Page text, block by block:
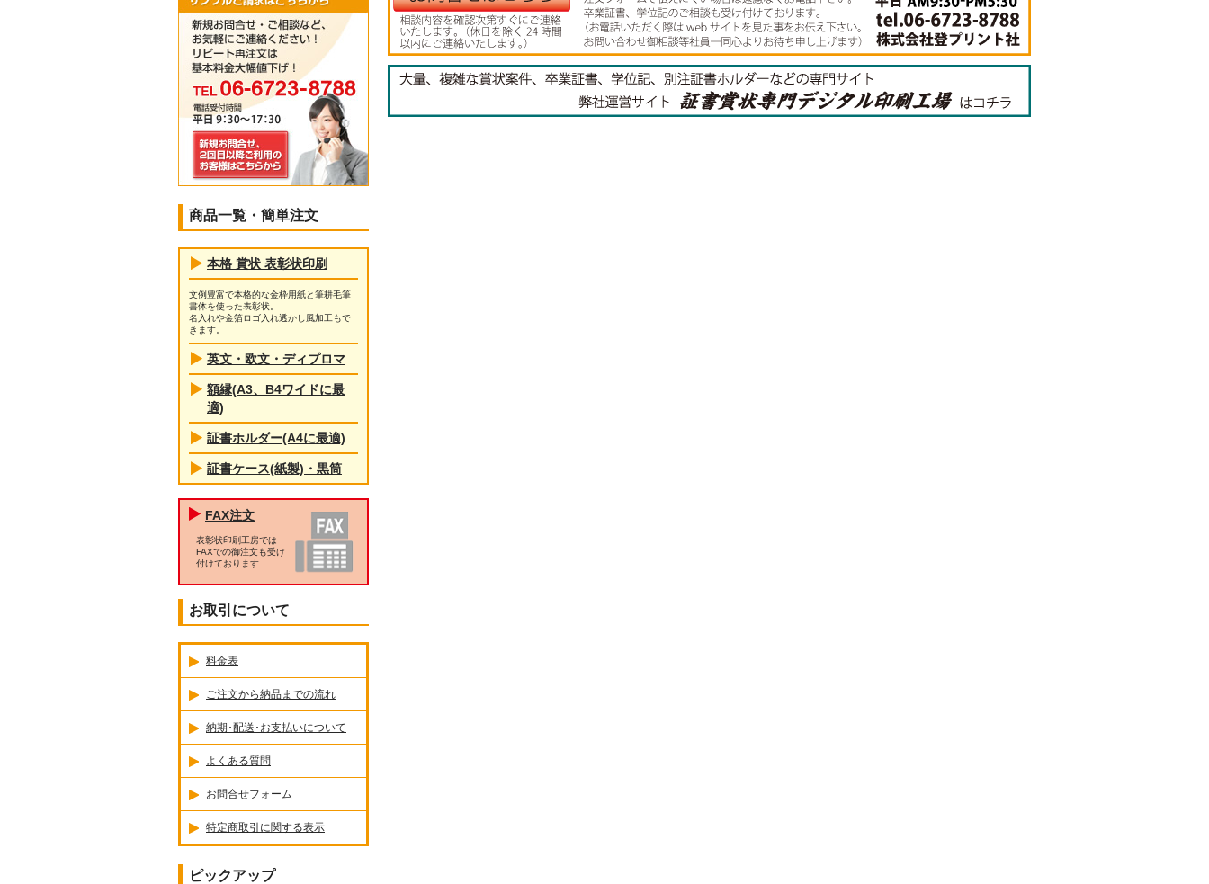
商品一覧・簡単注文
本格 賞状 表彰状印刷
文例豊富で本格的な金枠用紙と筆耕毛筆
書体を使った表彰状。
名入れや金箔ロゴ入れ透かし風加工もで
きます。
英文・欧文・ディプロマ
額縁(A3、B4ワイドに最
適)
証書ホルダー(A4に最適)
証書ケース(紙製)・黒筒
FAX注文
表彰状印刷工房では
FAXでの御注文も受け
付けております
お取引について
料金表
ご注文から納品までの流れ
納期･配送･お支払いについて
よくある質問
お問合せフォーム
特定商取引に関する表示
ピックアップ